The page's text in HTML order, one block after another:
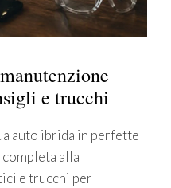
e trucchi
auto ibrida in perfette
alla
e trucchi per